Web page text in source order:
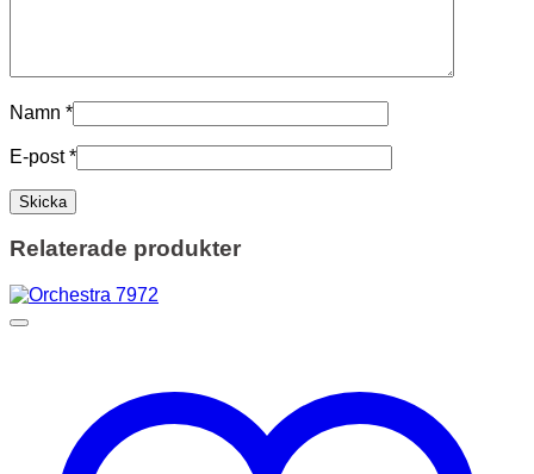
Namn *
E-post*
Relaterade produkter